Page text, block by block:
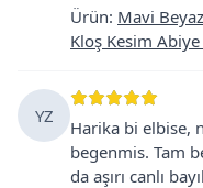
Ürün: Mavi
Kloş Kesim
YZ
Harika bi elbise,
begenmis. Tam
da aşırı canlı